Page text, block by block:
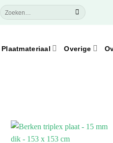
Zoeken
naar:
Plaatmateriaal Overige